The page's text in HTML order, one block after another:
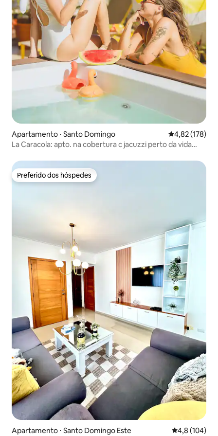
Apartamento ⋅ Santo Domingo 4,82 de uma
4,82 (178)
La Caracola: apto. na cobertura c jacuzzi perto da vida
Preferido dos hóspedes
Preferido dos hóspedes
Apartamento ⋅ Santo Domingo Este 4,8 de uma
4,8 (104)